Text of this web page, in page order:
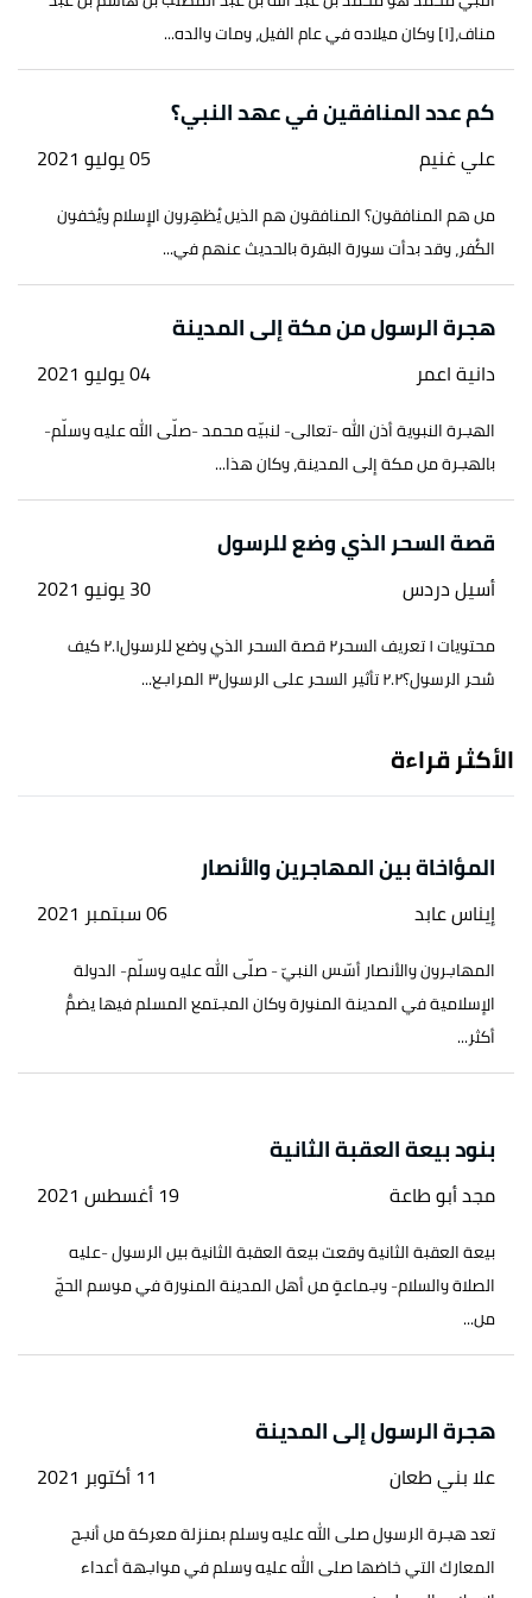
↑المقريزي،كتاب إمتاع الأسماع، صفحة 135. بتصرّف.
مناف،[١] وكان ميلاده في عام الفيل، ومات والده...
كم عدد المنافقين في عهد النبي؟
علي غنيم 05 يوليو 2021
من هم المنافقون؟ المنافقون هم الذين يُظهِرون الإسلام ويُخفون
الكُفر، وقد بدأت سورة البقرة بالحديث عنهم في...
هجرة الرسول من مكة إلى المدينة
دانية اعمر 04 يوليو 2021
الهجرة النبوية أذن الله -تعالى- لنبيّه محمد -صلّى الله عليه وسلّم-
بالهجرة من مكة إلى المدينة، وكان هذا...
قصة السحر الذي وضع للرسول
أسيل دردس 30 يونيو 2021
محتويات ١ تعريف السحر٢ قصة السحر الذي وضع للرسول٢.١ كيف
سُحر الرسول؟٢.٢ تأثير السحر على الرسول٣ المراجع...
الأكثر قراءة
المؤاخاة بين المهاجرين والأنصار
إيناس عابد 06 سبتمبر 2021
المهاجرون والأنصار أسّس النبيّ - صلّى الله عليه وسلّم- الدولة
الإسلامية في المدينة المنورة وكان المجتمع المسلم فيها يضمُّ
أكثر...
بنود بيعة العقبة الثانية
مجد أبو طاعة 19 أغسطس 2021
بيعة العقبة الثانية وقعت بيعة العقبة الثانية بين الرسول -عليه
الصلاة والسلام- وجماعةٍ من أهل المدينة المنورة في موسم الحجّ
من...
هجرة الرسول إلى المدينة
علا بني طعان 11 أكتوبر 2021
تعد هجرة الرسول صلى الله عليه وسلم بمنزلة معركة من أنجح
المعارك التي خاضها صلى الله عليه وسلم في مواجهة أعداء